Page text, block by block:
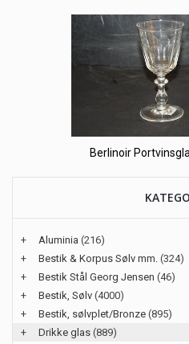
Berlinoir
+ Aluminia (216)
+
Bestik & Korpus Sølv mm. (324)
+
Bestik Stål Georg Jensen (46)
+
Bestik, Sølv (4000)
+
Bestik, sølvplet/Bronze (895)
+
Drikke glas (889)